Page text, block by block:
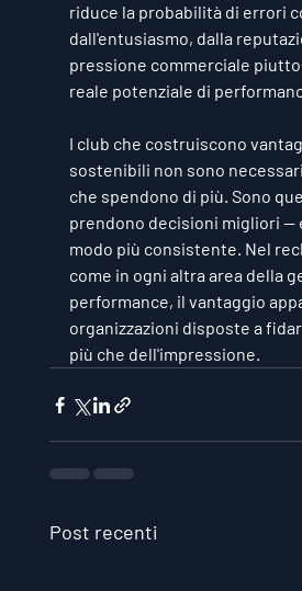
riduce la probabilità di errori
dall'entusiasmo, dalla
pressione commerciale
reale potenziale di
I club che costruiscono
sostenibili non sono
che spendono di più. Sono
prendono decisioni migliori —
modo più consistente. Nel
come in ogni altra area della
performance, il vantaggio
organizzazioni disposte a
più che dell'impressione.
Post recenti